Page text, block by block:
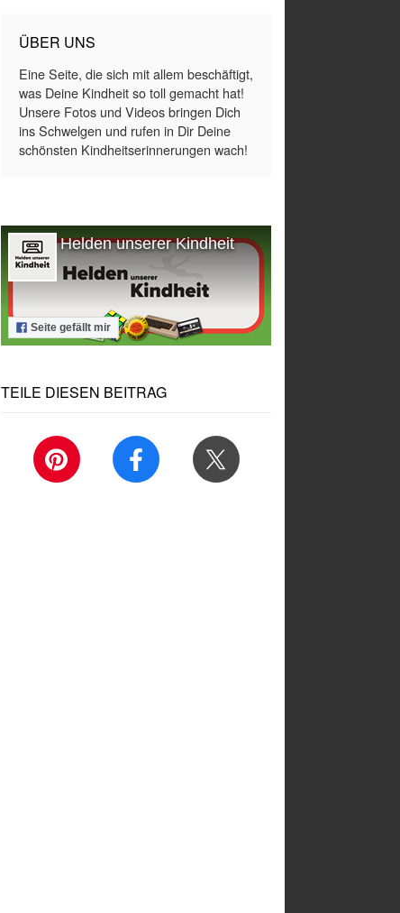
ÜBER UNS
Eine Seite, die sich mit allem beschäftigt,
was Deine Kindheit so toll gemacht hat!
Unsere Fotos und Videos bringen Dich
ins Schwelgen und rufen in Dir Deine
schönsten Kindheitserinnerungen wach!
Helden unserer Kindheit
Seite gefällt mir
TEILE DIESEN BEITRAG